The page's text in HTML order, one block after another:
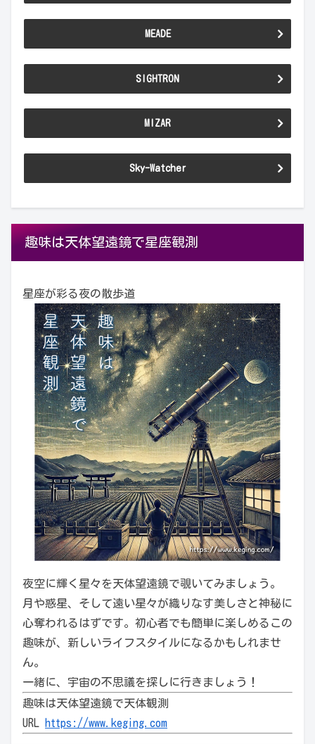
MEADE
SIGHTRON
MIZAR
Sky-Watcher
趣味は天体望遠鏡で星座観測
星座が彩る夜の散歩道
夜空に輝く星々を天体望遠鏡で覗いてみましょう。
月や惑星、そして遠い星々が織りなす美しさと神秘に
心奪われるはずです。初心者でも簡単に楽しめるこの
趣味が、新しいライフスタイルになるかもしれませ
ん。
一緒に、宇宙の不思議を探しに行きましょう！
趣味は天体望遠鏡で天体観測
URL https://www.keging.com